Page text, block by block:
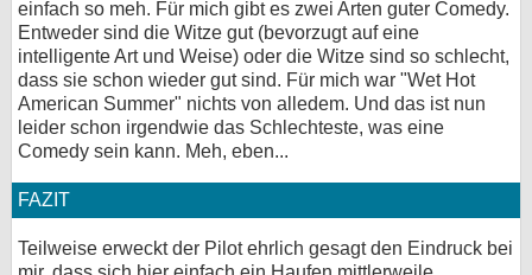
einfach so meh. Für mich gibt es zwei Arten guter Comedy.
Entweder sind die Witze gut (bevorzugt auf eine
intelligente Art und Weise) oder die Witze sind so schlecht,
dass sie schon wieder gut sind. Für mich war "Wet Hot
American Summer" nichts von alledem. Und das ist nun
leider schon irgendwie das Schlechteste, was eine
Comedy sein kann. Meh, eben...
FAZIT
Teilweise erweckt der Pilot ehrlich gesagt den Eindruck bei